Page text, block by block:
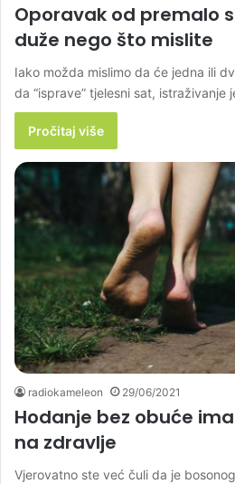
Oporavak od premalo
duže nego što mislite
Iako možda mislimo da će jedna ili
da “isprave” tjelesni sat, istraživanje
Pročitaj više
radiokameleon 29/06/2021
Hodanje bez obuće
na zdravlje
Vjerovatno ste već čuli da je